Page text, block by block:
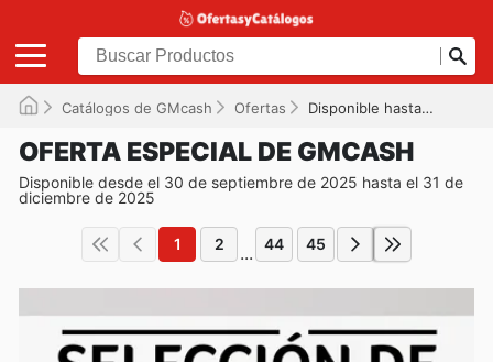
Catálogos de GMcash Ofertas Disponible hasta el 31/12/2025
OFERTA ESPECIAL DE GMCASH
Disponible desde el 30 de septiembre de 2025 hasta el 31 de
diciembre de 2025
1 2 ... 44 45